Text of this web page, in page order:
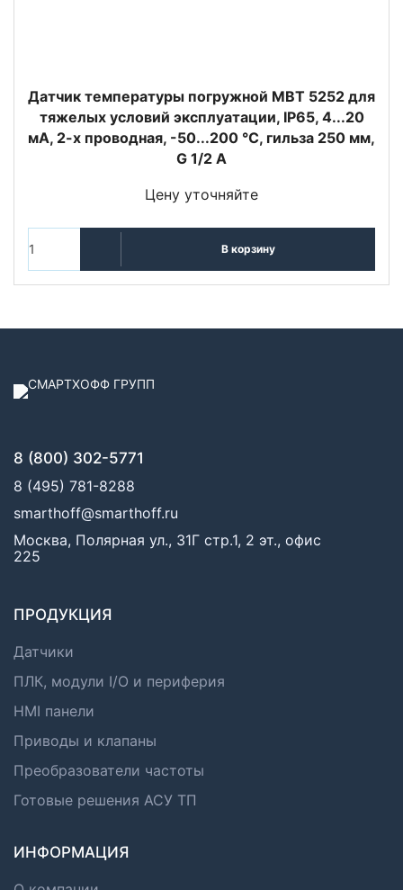
Датчик температуры погружной MBT 5252 для
тяжелых условий эксплуатации, IP65, 4...20
мА, 2-х проводная, -50...200 °C, гильза 250 мм,
G 1/2 А
Цену уточняйте
В корзину
8 (800) 302-5771
8 (495) 781-8288
smarthoff@smarthoff.ru
Москва, Полярная ул., 31Г стр.1, 2 эт., офис
225
ПРОДУКЦИЯ
Датчики
ПЛК, модули I/O и периферия
HMI панели
Приводы и клапаны
Преобразователи частоты
Готовые решения АСУ ТП
ИНФОРМАЦИЯ